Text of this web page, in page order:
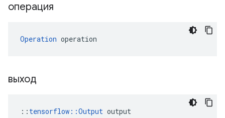
операция
Operation operation
выход
:: tensorflow::Output output